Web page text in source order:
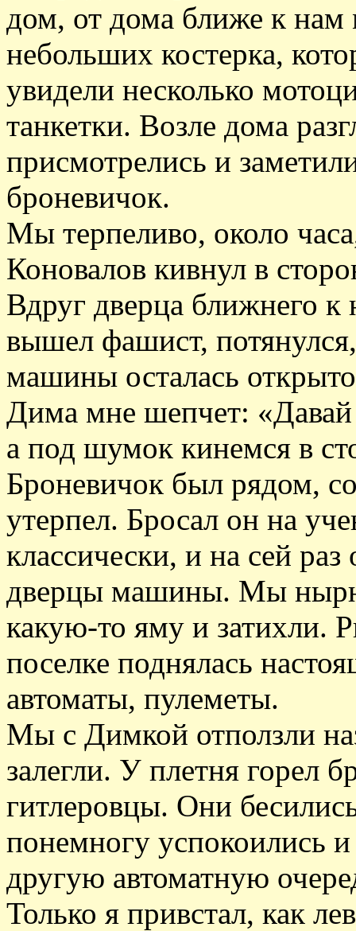
дом, от дома ближе к
небольших костерка,
увидели несколько
танкетки. Возле дома
присмотрелись и
броневичок.
Мы терпеливо, около
Коновалов кивнул в
Вдруг дверца ближнего к
вышел фашист,
машины осталась
Дима мне шепчет:
а под шумок кинемся в
Броневичок был рядом,
утерпел. Бросал он на
классически, и на сей
дверцы машины. Мы
какую-то яму и затихли.
поселке поднялась
автоматы, пулеметы.
Мы с Димкой отползли
залегли. У плетня горел
гитлеровцы. Они
понемногу успокоились
другую автоматную
Только я привстал, как